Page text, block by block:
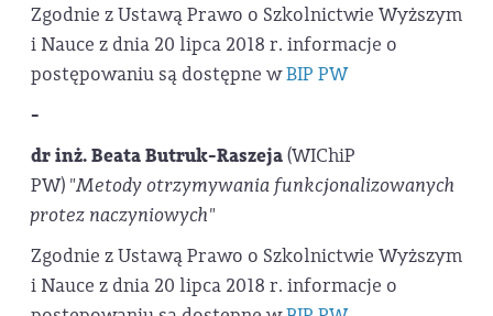
Zgodnie z Ustawą Prawo o Szkolnictwie Wyższym
i Nauce z dnia 20 lipca 2018 r. informacje o
postępowaniu są dostępne wBIP PW
-
dr inż. Beata Butruk-Raszeja(WIChiP
PW) "Metody otrzymywania funkcjonalizowanych
protez naczyniowych"
Zgodnie z Ustawą Prawo o Szkolnictwie Wyższym
i Nauce z dnia 20 lipca 2018 r. informacje o